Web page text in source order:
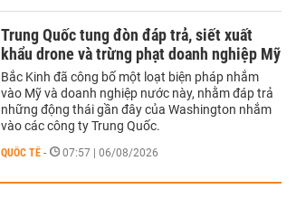
Trung Quốc tung đòn đáp trả, siết xuất
khẩu drone và trừng phạt doanh nghiệp Mỹ
Bắc Kinh đã công bố một loạt biện pháp nhắm
vào Mỹ và doanh nghiệp nước này, nhằm đáp trả
những động thái gần đây của Washington nhắm
vào các công ty Trung Quốc.
QUỐC TẾ - 07:57 | 06/08/2026